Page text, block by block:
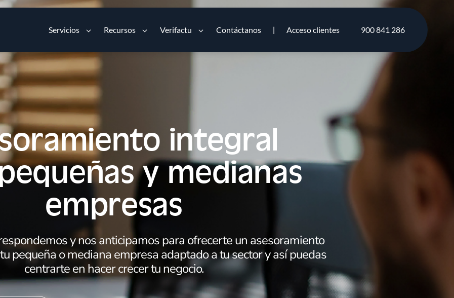
Servicios Recursos Verifactu Contáctanos Acceso clientes 900 841 286
integral
y medianas
empresas
y nos anticipamos para ofrecerte un asesoramiento
pequeña o mediana empresa adaptado a tu sector y así puedas
centrarte en hacer crecer tu negocio.